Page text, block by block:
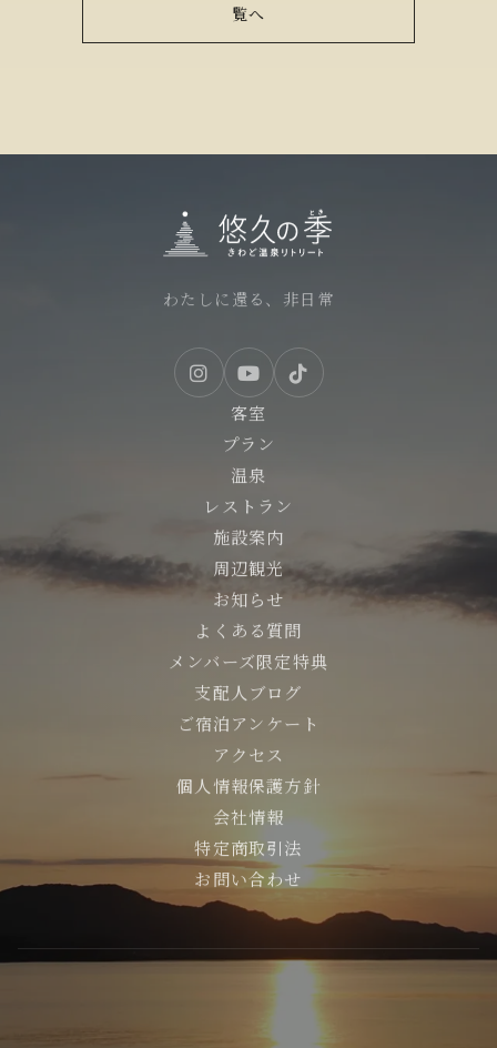
覧へ
わたしに還る、非日常
客室
プラン
温泉
レストラン
施設案内
周辺観光
お知らせ
よくある質問
メンバーズ限定特典
支配人ブログ
ご宿泊アンケート
アクセス
個人情報保護方針
会社情報
特定商取引法
お問い合わせ